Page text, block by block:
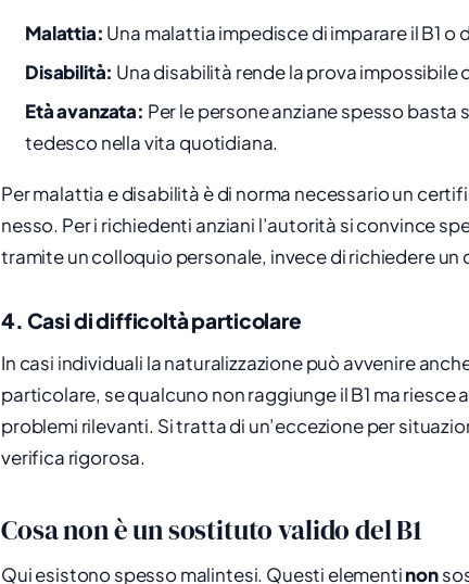
Malattia: Una malattia impedisce di imparare il B1 o
Disabilità: Una disabilità rende la prova impossibile
Età avanzata: Per le persone anziane spesso
tedesco nella vita quotidiana.
Per malattia e disabilità è di norma necessario un
nesso. Per i richiedenti anziani l’autorità si convince
tramite un colloquio personale, invece di richiedere
4. Casi di difficoltà particolare
In casi individuali la naturalizzazione può avvenire
particolare, se qualcuno non raggiunge il B1 ma riesce
problemi rilevanti. Si tratta di un’eccezione per
verifica rigorosa.
Cosa non è un sostituto valido del B1
Qui esistono spesso malintesi. Questi elementinon